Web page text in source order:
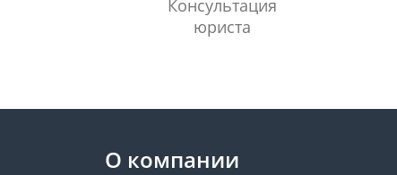
Консультация
юриста
О компании